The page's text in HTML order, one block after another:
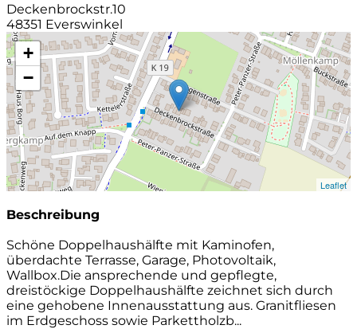
Deckenbrockstr.10
48351 Everswinkel
+
−
Leaflet
Beschreibung
Schöne Doppelhaushälfte mit Kaminofen,
überdachte Terrasse, Garage, Photovoltaik,
Wallbox.Die ansprechende und gepflegte,
dreistöckige Doppelhaushälfte zeichnet sich durch
eine gehobene Innenausstattung aus. Granitfliesen
im Erdgeschoss sowie Parkettholzb...